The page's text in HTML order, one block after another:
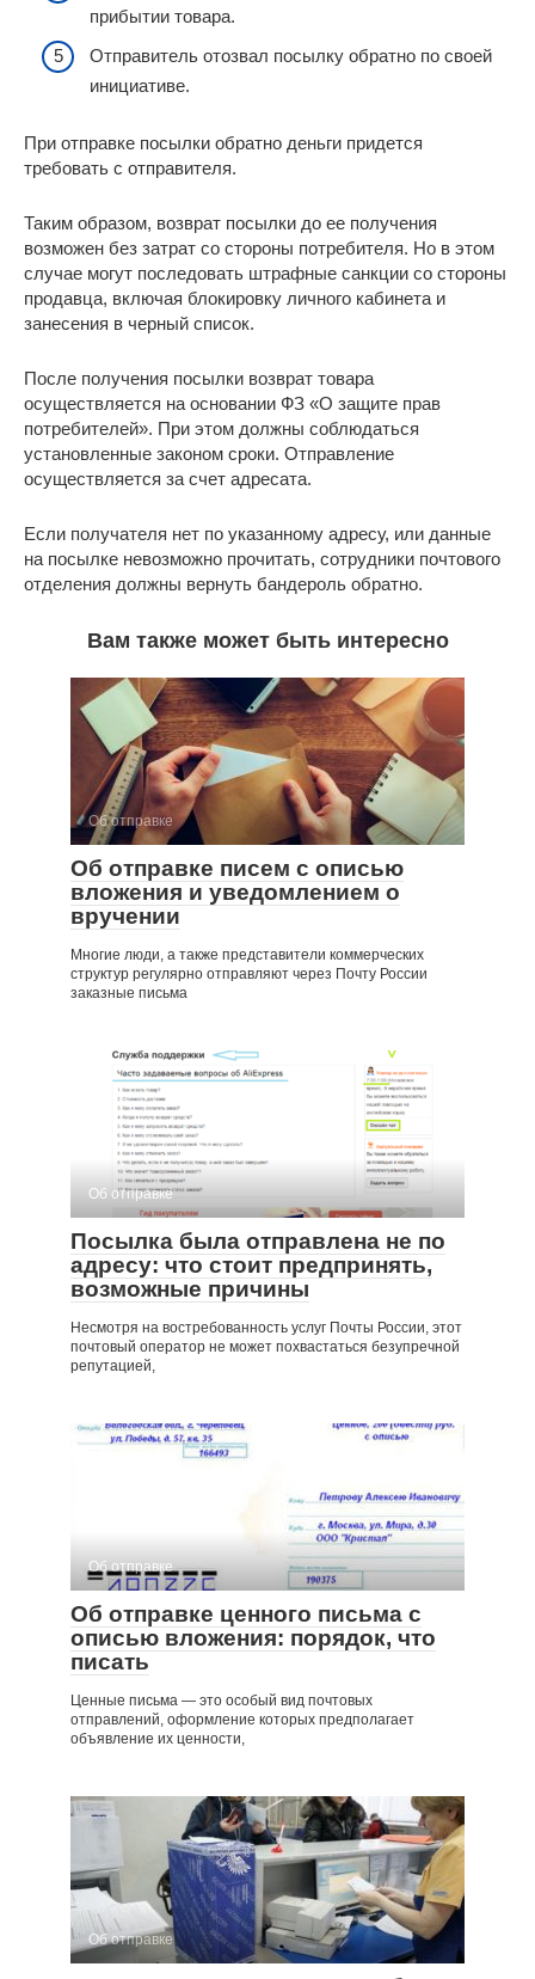
прибытии товара.
Отправитель отозвал посылку обратно по своей
инициативе.
При отправке посылки обратно деньги придется
требовать с отправителя.
Таким образом, возврат посылки до ее получения
возможен без затрат со стороны потребителя. Но в этом
случае могут последовать штрафные санкции со стороны
продавца, включая блокировку личного кабинета и
занесения в черный список.
После получения посылки возврат товара
осуществляется на основании ФЗ «О защите прав
потребителей». При этом должны соблюдаться
установленные законом сроки. Отправление
осуществляется за счет адресата.
Если получателя нет по указанному адресу, или данные
на посылке невозможно прочитать, сотрудники почтового
отделения должны вернуть бандероль обратно.
Вам также может быть интересно
Об отправке
Об отправке писем с описью
вложения и уведомлением о
вручении
Многие люди, а также представители коммерческих
структур регулярно отправляют через Почту России
заказные письма
Об отправке
Посылка была отправлена не по
адресу: что стоит предпринять,
возможные причины
Несмотря на востребованность услуг Почты России, этот
почтовый оператор не может похвастаться безупречной
репутацией,
Об отправке
Об отправке ценного письма с
описью вложения: порядок, что
писать
Ценные письма — это особый вид почтовых
отправлений, оформление которых предполагает
объявление их ценности,
Об отправке